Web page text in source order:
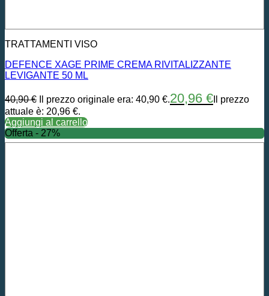
TRATTAMENTI VISO
DEFENCE XAGE PRIME CREMA RIVITALIZZANTE
LEVIGANTE 50 ML
40,90€ Il prezzo originale era: 40,90 €.20,96 € Il prezzo
attuale è: 20,96 €.
Aggiungi al carrello
Offerta - 27%